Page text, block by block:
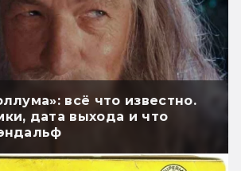
всё что известно.
дата выхода и что